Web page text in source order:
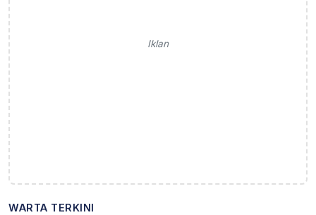
Iklan
WARTA TERKINI